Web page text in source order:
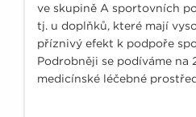
ve skupině A sportovních
tj. u doplňků, které mají
příznivý efekt k podpoře
Podrobněji se podíváme na
medicínské léčebné